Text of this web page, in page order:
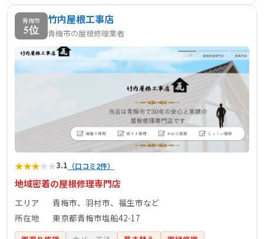
青梅市
5位
竹内屋根工事店
青梅市の屋根修理業者
★★★★★3.1 （口コミ2件）
地域密着の屋根修理専門店
エリア
青梅市、羽村市、福生市など
所在地
東京都青梅市塩船42-17